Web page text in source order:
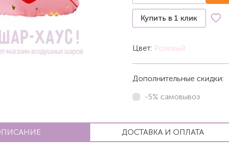
Купить в 1 клик
Цвет: Розовый
Дополнительные скидки:
-5% самовывоз
ДОСТАВКА И ОПЛАТА